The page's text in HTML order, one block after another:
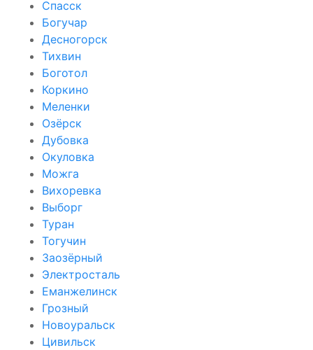
Спасск
Богучар
Десногорск
Тихвин
Боготол
Коркино
Меленки
Озёрск
Дубовка
Окуловка
Можга
Вихоревка
Выборг
Туран
Тогучин
Заозёрный
Электросталь
Еманжелинск
Грозный
Новоуральск
Цивильск